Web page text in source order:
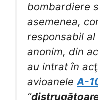
bombardiere
asemenea,
responsabil al
anonim, din
au intrat în
avioaneleA-
“